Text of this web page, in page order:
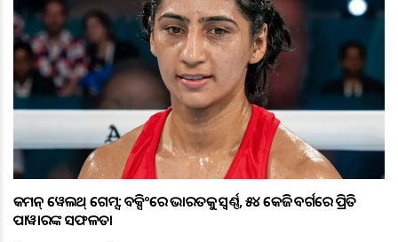
କମନ୍ ୱେଲଥ୍ ଗେମ୍ସ: ବକ୍ସିଂରେ ଭାରତକୁ ସ୍ବର୍ଣ୍ଣ, ୫୪ କେଜି ବର୍ଗରେ ପ୍ରିତି
ପାୱାରଙ୍କ ସଫଳତା